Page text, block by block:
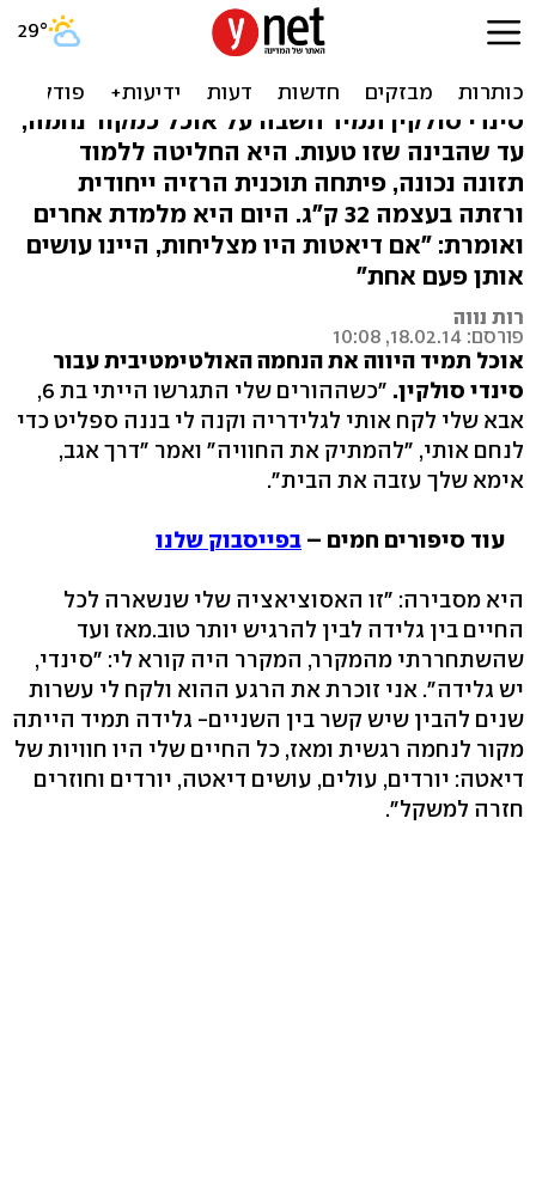
רזתה 32 ק"ג ופיתחה שיטת
הרזיה חדשה
סינדי סולקין תמיד חשבה על אוכל כמקור נחמה,
עד שהבינה שזו טעות. היא החליטה ללמוד
תזונה נכונה, פיתחה תוכנית הרזיה ייחודית
ורזתה בעצמה 32 ק"ג. היום היא מלמדת אחרים
ואומרת: "אם דיאטות היו מצליחות, היינו עושים
אותן פעם אחת"
רות נווה
פורסם: 18.02.14, 10:08
אוכל תמיד היווה את הנחמה האולטימטיבית עבור
סינדי סולקין.
"כשההורים שלי התגרשו הייתי בת 6,
אבא שלי לקח אותי לגלידריה וקנה לי בננה ספליט כדי
לנחם אותי, "להמתיק את החוויה" ואמר "דרך אגב,
אימא שלך עזבה את הבית".
עוד סיפורים חמים – בפייסבוק שלנו
היא מסבירה: "זו האסוציאציה שלי שנשארה לכל
החיים בין גלידה לבין להרגיש יותר טוב.מאז ועד
שהשתחררתי מהמקרר, המקרר היה קורא לי: "סינדי,
יש גלידה". אני זוכרת את הרגע ההוא ולקח לי עשרות
שנים להבין שיש קשר בין השניים- גלידה תמיד הייתה
מקור לנחמה רגשית ומאז, כל החיים שלי היו חוויות של
דיאטה: יורדים, עולים, עושים דיאטה, יורדים וחוזרים
חזרה למשקל".